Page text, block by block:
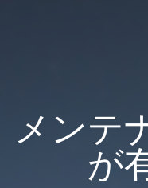
メンテ
が